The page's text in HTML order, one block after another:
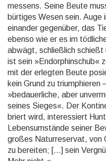
messens. Seine Beute
bürtiges Wesen sein. Auge
einander gegenüber, das
ebenso wie er es im
abwägt, schließ­lich schießt
ist sein »En­dorphin­schub«
mit der erlegten Beute
kein Grund zu trium­phieren
»bedauer­liche, aber
seines Sieges«. Der
briert wird, interes­siert
Lebens­um­stände seiner
großes Natur­reservat, von
zu bereiten; […] sein